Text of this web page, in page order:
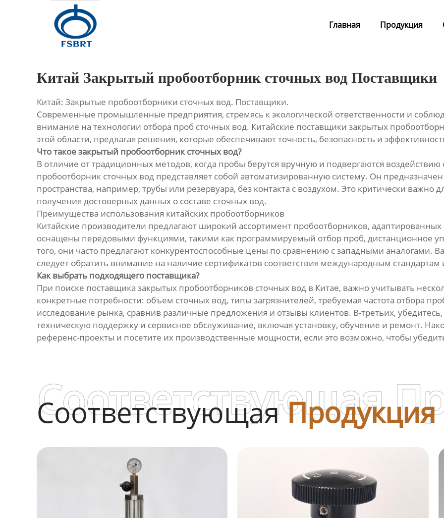
Главная Продукция
Контакты
Китай Закрытый пробоотборник сточных вод Поставщики
Китай: Закрытые пробоотборники сточных вод. Поставщики.
Современные промышленные предприятия, стремясь к экологической ответственности и
внимание на технологии отбора проб сточных вод. Китайские поставщики закрытых
этой области, предлагая решения, которые обеспечивают точность, безопасность и
Что такое закрытый пробоотборник сточных вод?
В отличие от традиционных методов, когда пробы берутся вручную и подвергаются
пробоотборник сточных вод представляет собой автоматизированную систему. Он
пространства, например, трубы или резервуара, без контакта с воздухом. Это критически важно
получения достоверных данных о составе сточных вод.
Преимущества использования китайских пробоотборников
Китайские производители предлагают широкий ассортимент пробоотборников,
оснащены передовыми функциями, такими как программируемый отбор проб, дистанционное
того, они часто предлагают конкурентоспособные цены по сравнению с западными аналогами.
следует обратить внимание на наличие сертификатов соответствия международным стандартам
Как выбрать подходящего поставщика?
При поиске поставщика закрытых пробоотборников сточных вод в Китае, важно учитывать
конкретные потребности: объем сточных вод, типы загрязнителей, требуемая частота отбора
исследование рынка, сравнив различные предложения и отзывы клиентов. В-третьих,
техническую поддержку и сервисное обслуживание, включая установку, обучение и ремонт.
референс-проекты и посетите их производственные мощности, если это возможно, чтобы
СоответствующаяПродукция
Соответствующая